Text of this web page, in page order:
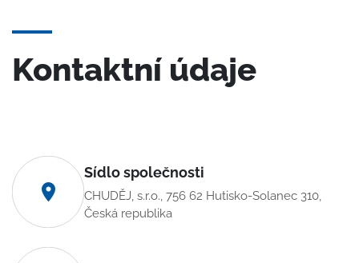
Kontaktní údaje
Sídlo společnosti
CHUDĚJ, s.r.o., 756 62 Hutisko-Solanec 310,
Česká republika